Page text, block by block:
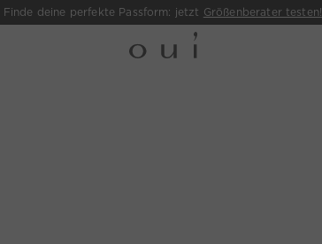
Finde deine perfekte Passform: jetzt Größenberater testen!